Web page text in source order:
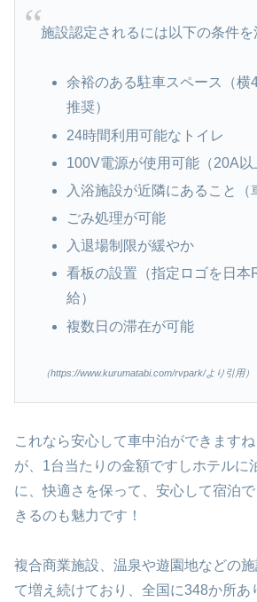
施設認定されるには以下の条件
余裕のある駐車スペース（横
推奨）
24時間利用可能なトイレ
100V電源が使用可能（20A以
入浴施設が近隣にあること（
ごみ処理が可能
入退場制限が緩やか
看板の設置（指定ロゴを日本
給）
複数日の滞在が可能
（https://www.kurumatabi.com/rvpark/より引用）
これなら安心して車中泊ができます
が、1台当たりの金額ですしホテルに
に、快適さを保って、安心して宿泊
きるのも魅力です！
複合商業施設、温泉や遊園地などの
て増え続けており、全国に348か所あ